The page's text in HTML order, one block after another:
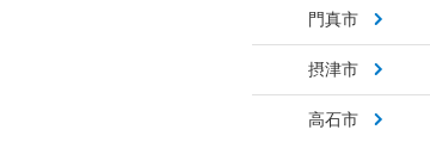
門真市
摂津市
高石市